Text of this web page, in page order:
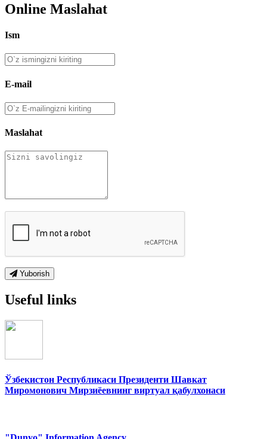
Online Maslahat
Ism
E-mail
Maslahat
Yuborish
Useful links
Ўзбекистон Республикаси Президенти Шавкат
Миромонович Мирзиёевнинг виртуал қабулхонаси